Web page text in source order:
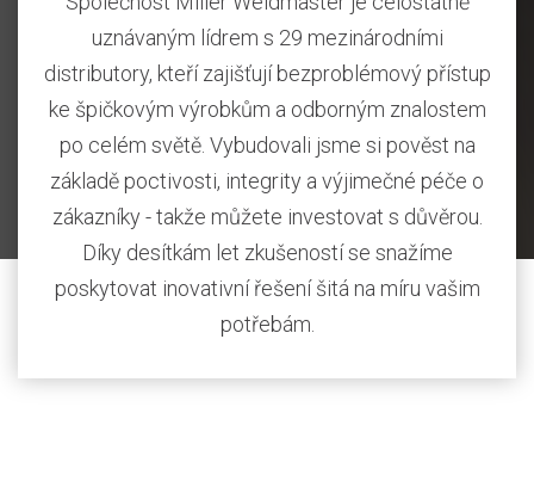
uznávaným lídrem s 29 mezinárodními
distributory, kteří zajišťují bezproblémový přístup
ke špičkovým výrobkům a odborným znalostem
po celém světě. Vybudovali jsme si pověst na
základě poctivosti, integrity a výjimečné péče o
zákazníky - takže můžete investovat s důvěrou.
Díky desítkám let zkušeností se snažíme
poskytovat inovativní řešení šitá na míru vašim
potřebám.